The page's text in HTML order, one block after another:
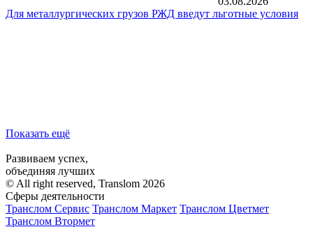
Для металлургических грузов РЖД введут льготные условия
Показать ещё
Развиваем успех,
объединяя лучших
© All right reserved, Translom 2026
Сферы деятельности
Транслом Сервис Транслом Маркет Транслом Цветмет
Транслом Втормет